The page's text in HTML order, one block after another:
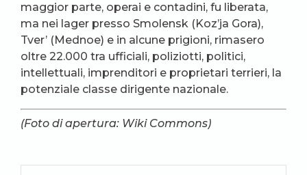
maggior parte, operai e contadini, fu liberata,
ma nei lager presso Smolensk (Koz’ja Gora),
Tver’ (Mednoe) e in alcune prigioni, rimasero
oltre 22.000 tra ufficiali, poliziotti, politici,
intellettuali, imprenditori e proprietari terrieri, la
potenziale classe dirigente nazionale.
(Foto di apertura: Wiki Commons)